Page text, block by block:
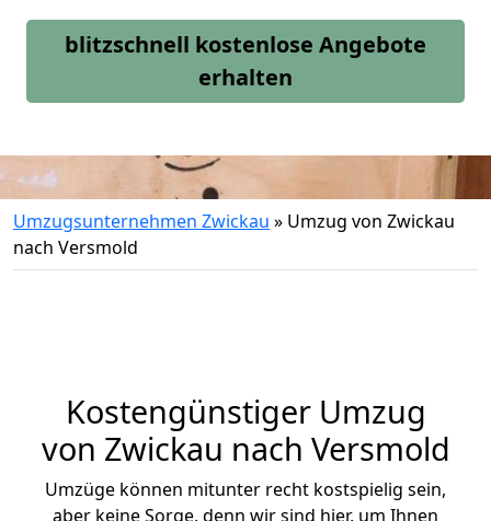
blitzschnell kostenlose Angebote
erhalten
Umzugsunternehmen Zwickau » Umzug von Zwickau
nach Versmold
Kostengünstiger Umzug
von Zwickau nach Versmold
Umzüge können mitunter recht kostspielig sein,
aber keine Sorge, denn wir sind hier, um Ihnen